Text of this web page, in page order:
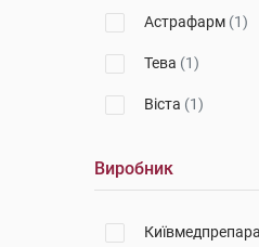
Астрафарм (1)
Тева (1)
Віста (1)
Виробник